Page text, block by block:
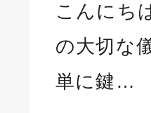
こんにち
の大切な
単に鍵…